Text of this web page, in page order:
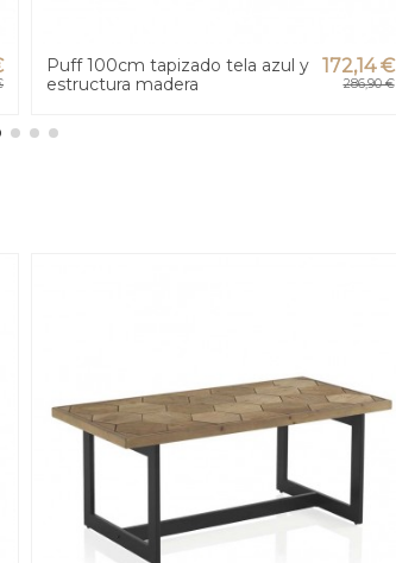
Puff 100cm tapizado tela azul y
estructura madera
172,14 €
286,90 €